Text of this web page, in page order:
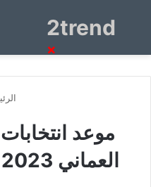
2trendبحث
موعد
العماني 2023 وعدد المرشحين
×